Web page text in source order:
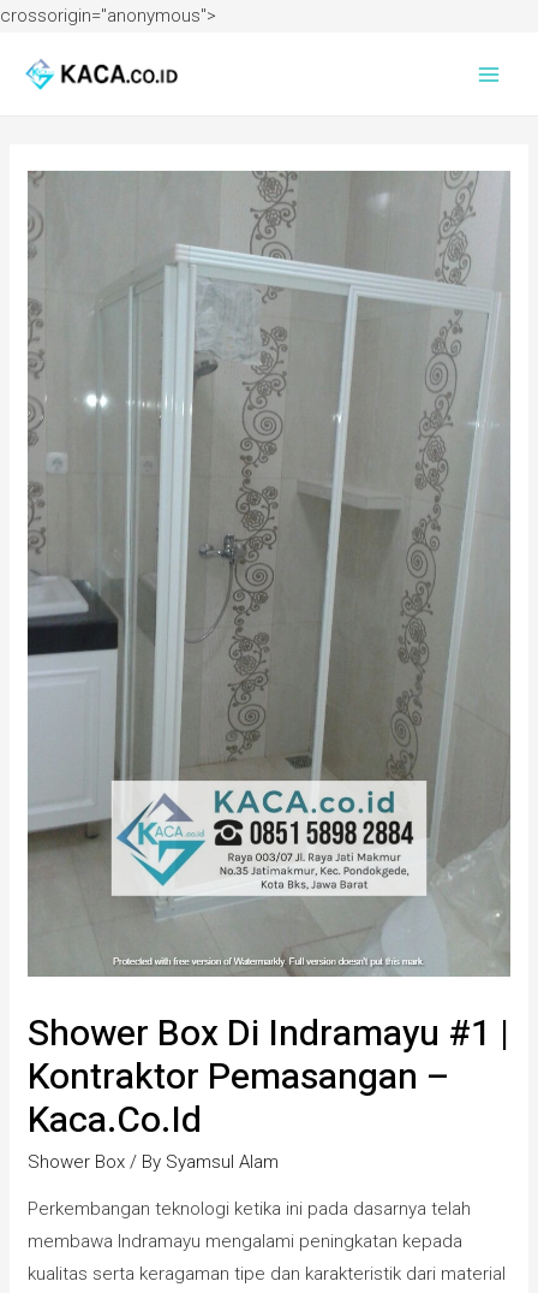
crossorigin="anonymous">
Shower Box Di Indramayu #1 |
Kontraktor Pemasangan –
Kaca.co.id
Shower Box / By Syamsul Alam
Perkembangan teknologi ketika ini pada dasarnya telah
membawa Indramayu mengalami peningkatan kepada
kualitas serta keragaman tipe dan karakteristik dari material